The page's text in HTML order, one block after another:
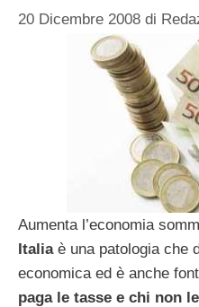
20 Dicembre 2008 di
Aumenta l’economia
Italiaè una patologia che
economica ed è anche
paga le tasse e chi non